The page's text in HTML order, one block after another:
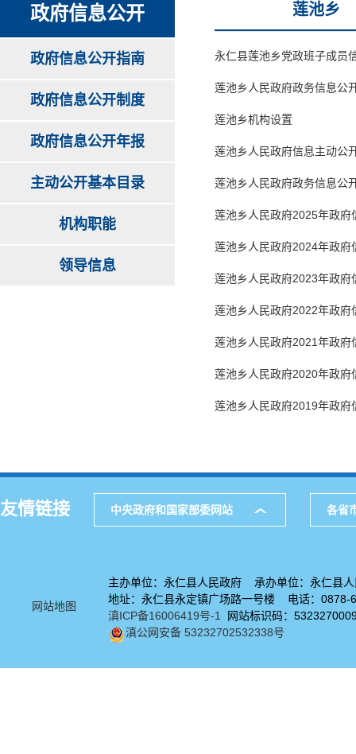
政府信息公开
政府信息公开指南
政府信息公开制度
政府信息公开年报
主动公开基本目录
机构职能
领导信息
莲池乡
永仁县莲池乡党政班子成员
莲池乡人民政府政务信息公
莲池乡机构设置
莲池乡人民政府信息主动公
莲池乡人民政府政务信息公
莲池乡人民政府2025年政府
莲池乡人民政府2024年政府
莲池乡人民政府2023年政府
莲池乡人民政府2022年政府
莲池乡人民政府2021年政府
莲池乡人民政府2020年政府
莲池乡人民政府2019年政府
友情链接 中央政府和国家部委网站 各省
网站地图
主办单位：永仁县人民政府 承办单位：永仁县人
地址：永仁县永定镇广场路一号楼 电话：0878-
滇ICP备16006419号-1
网站标识码：
滇公网安备 53232702532338号